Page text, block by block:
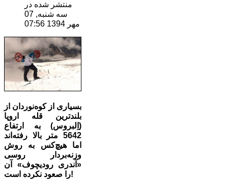
منتشر شده در
سه شنبه, 07
مهر 1394 07:56
بسیاری از کوه‌نوردان از
بلندترین قله اروپا
(اِلبروس) به ارتفاع
5642 متر بالا رفته‌اند
اما هیچ‌کس به روش
وزنه‌بردار روسی
«آندری رودیچوف» آن
را صعود نکرده است!